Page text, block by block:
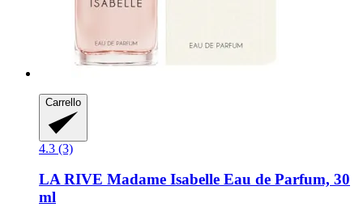
Carrello
4.3 (3)
LA RIVE Madame Isabelle Eau de Parfum, 30
ml